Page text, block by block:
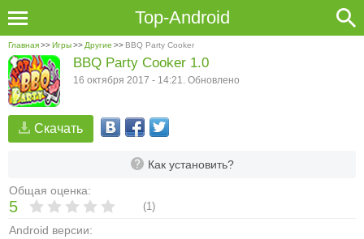
Top-Android
Главная>>Игры>> Другие >> BBQ Party Cooker
Скачать
Как установить?
Общая оценка:
5 (1)
Android версии:
BBQ Party Cooker 1.0
16 октября 2017 - 14:21. Обновлено